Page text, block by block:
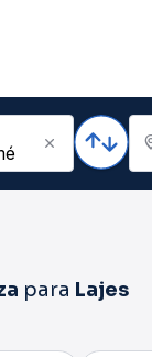
para Lajes